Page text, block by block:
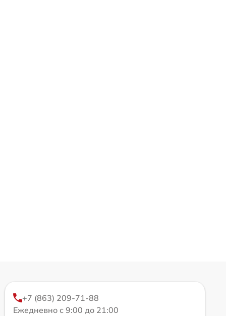
+7 (863) 209-71-88
Ежедневно с 9:00 до 21:00